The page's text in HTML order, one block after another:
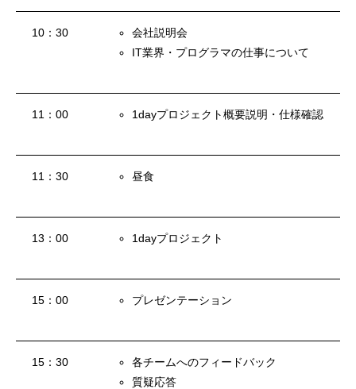
社員インタビュー
第二新卒採用エントリー
キャリア採用エントリー
アルムナイ採用エントリー
10：30
会社説明会
IT業界・プログラマの仕事について
11：00 1dayプロジェクト概要説明・仕様確認
11：30 昼食
13：00 1dayプロジェクト
15：00 プレゼンテーション
15：30
各チームへのフィードバック
質疑応答